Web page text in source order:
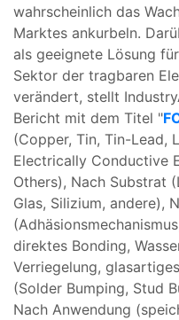
wahrscheinlich das
Marktes ankurbeln.
als geeignete Lösung
Sektor der tragbaren
verändert, stellt
Bericht mit dem Titel "
(Copper, Tin, Tin-Lead,
Electrically Conductive
Others), Nach Substrat
Glas, Silizium, andere),
direktes Bonding,
Verriegelung,
(Solder Bumping, Stud
Nach Anwendung